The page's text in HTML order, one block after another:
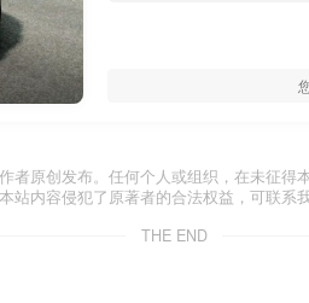
者原创发布。任何个人或组织，在未征得
内容侵犯了原著者的合法权益，可联系我
THE END